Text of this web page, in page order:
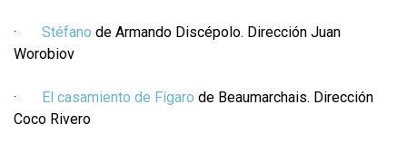
· Stéfano de Armando Discépolo. Dirección Juan
Worobiov
· El casamiento de Fígaro de Beaumarchais. Dirección
Coco Rivero